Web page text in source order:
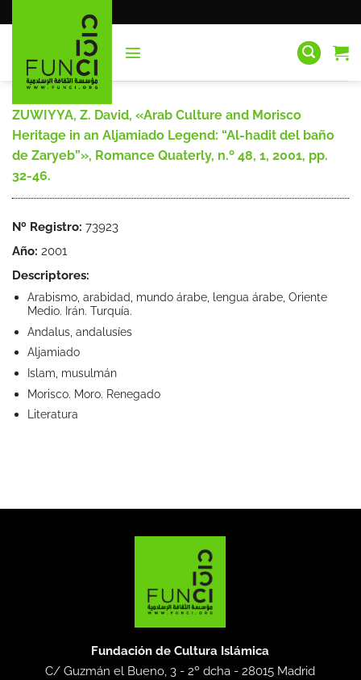
al
ZUWIYYA, Z. David, «Arab Culture and Morisco
Heritage in an Aljamiado Legend: “Al-hadit del baño
de Zaryeb”», Romance Quaterly, n.º 48, 1, 2001, pp.
32-46.
Nº Registro: 73923
Año: 2001
Descriptores:
Arabismo, arabidad, mundo árabe, lengua árabe, Oriente
Medio. Irán. Turquía.
Andalus, andalusíes
Aljamiado
Islam, musulmán
Morisco. Moro. Renegado
Literatura
Fundación de Cultura Islámica
C/ Guzmán el Bueno, 3 - 2º dcha -28015 Madrid